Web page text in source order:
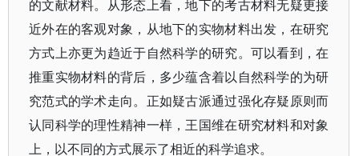
的文献材料。从形态上看，地下的考古材料无疑更接
近外在的客观对象，从地下的实物材料出发，在研究
方式上亦更为趋近于自然科学的研究。可以看到，在
推重实物材料的背后，多少蕴含着以自然科学的为研
究范式的学术走向。正如疑古派通过强化存疑原则而
认同科学的理性精神一样，王国维在研究材料和对象
上，以不同的方式展示了相近的科学追求。